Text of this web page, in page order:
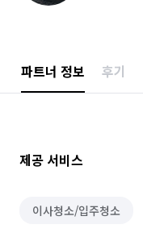
파트너 정보 후기
제공 서비스
이사청소/입주청소